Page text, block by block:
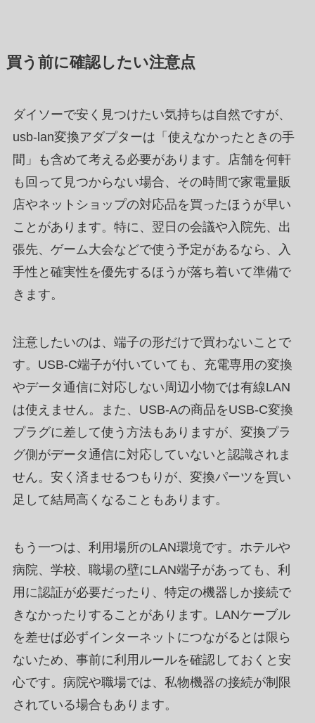
買う前に確認したい注意点
ダイソーで安く見つけたい気持ちは自然ですが、
usb-lan変換アダプターは「使えなかったときの手
間」も含めて考える必要があります。店舗を何軒
も回って見つからない場合、その時間で家電量販
店やネットショップの対応品を買ったほうが早い
ことがあります。特に、翌日の会議や入院先、出
張先、ゲーム大会などで使う予定があるなら、入
手性と確実性を優先するほうが落ち着いて準備で
きます。
注意したいのは、端子の形だけで買わないことで
す。USB-C端子が付いていても、充電専用の変換
やデータ通信に対応しない周辺小物では有線LAN
は使えません。また、USB-Aの商品をUSB-C変換
プラグに差して使う方法もありますが、変換プラ
グ側がデータ通信に対応していないと認識されま
せん。安く済ませるつもりが、変換パーツを買い
足して結局高くなることもあります。
もう一つは、利用場所のLAN環境です。ホテルや
病院、学校、職場の壁にLAN端子があっても、利
用に認証が必要だったり、特定の機器しか接続で
きなかったりすることがあります。LANケーブル
を差せば必ずインターネットにつながるとは限ら
ないため、事前に利用ルールを確認しておくと安
心です。病院や職場では、私物機器の接続が制限
されている場合もあります。